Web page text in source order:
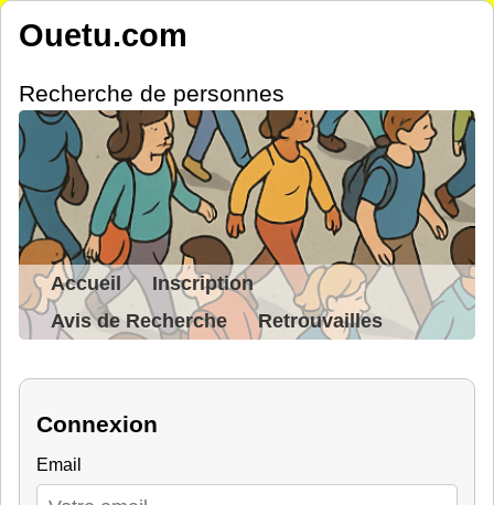
Ouetu.com
Recherche de personnes
Accueil
Inscription
Avis de Recherche
Retrouvailles
Connexion
Email